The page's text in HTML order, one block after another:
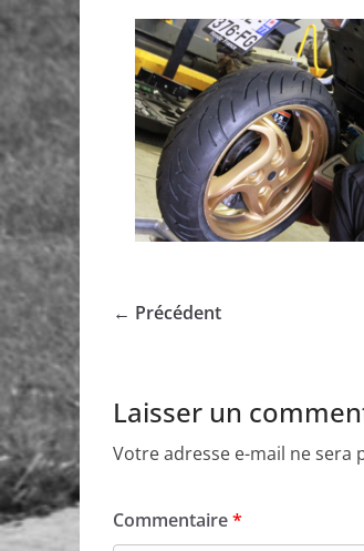
← Précédent
Laisser un
Votre adresse e-mail ne sera
Commentaire*